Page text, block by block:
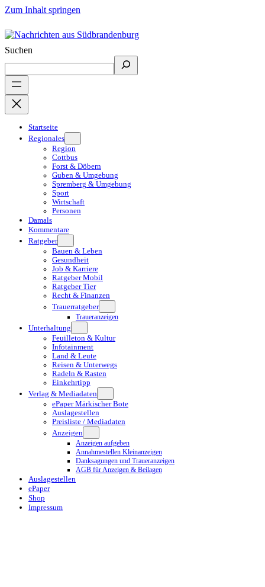
Zum Inhalt springen
Suchen
Startseite
Regionales
Region
Cottbus
Forst & Döbern
Guben & Umgebung
Spremberg & Umgebung
Sport
Wirtschaft
Personen
Damals
Kommentare
Ratgeber
Bauen & Leben
Gesundheit
Job & Karriere
Ratgeber Mobil
Ratgeber Tier
Recht & Finanzen
Trauerratgeber
Traueranzeigen
Unterhaltung
Feuilleton & Kultur
Infotainment
Land & Leute
Reisen & Unterwegs
Radeln & Rasten
Einkehrtipp
Verlag & Mediadaten
ePaper Märkischer Bote
Auslagestellen
Preisliste / Mediadaten
Anzeigen
Anzeigen aufgeben
Annahmestellen Kleinanzeigen
Danksagungen und Traueranzeigen
AGB für Anzeigen & Beilagen
Auslagestellen
ePaper
Shop
Impressum